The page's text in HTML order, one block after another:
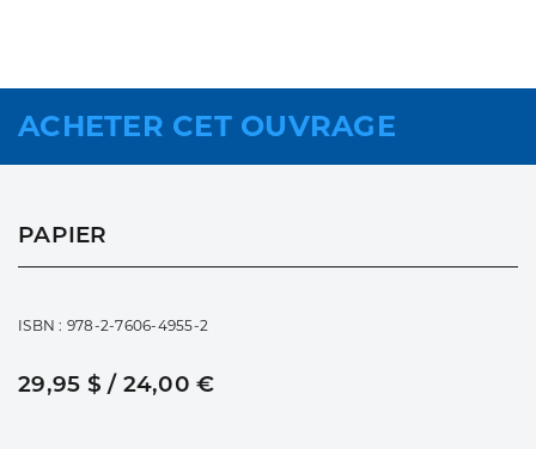
ACHETER CET OUVRAGE
PAPIER
ISBN : 978-2-7606-4955-2
29,95 $ / 24,00 €